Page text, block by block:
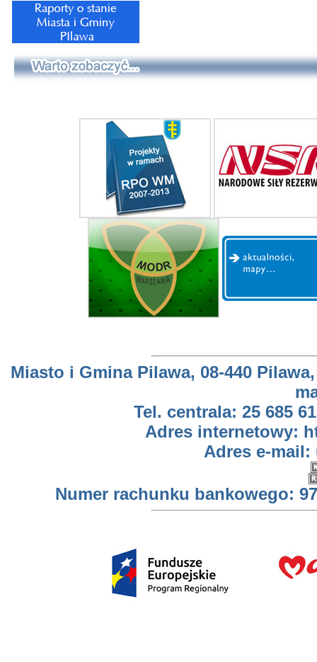
Miasto i Gmina Pilawa, 08-440
Tel. centrala: 25 685
Adres internetowy:
Adres e-mail:
Numer rachunku bankowego: 97